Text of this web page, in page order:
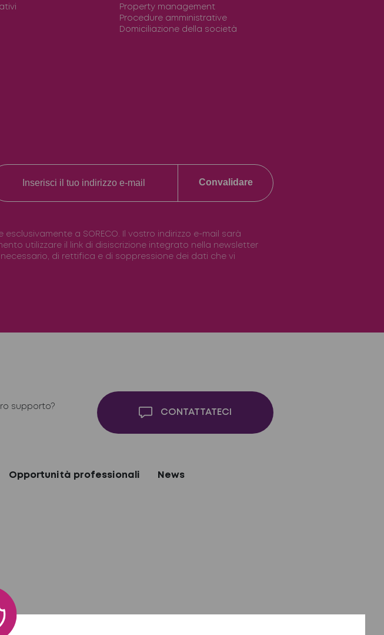
Property management
Procedure amministrative
Domiciliazione della società
Convalidare
a SORECO. Il vostro indirizzo e-mail sarà
utilizzare il link di disiscrizione integrato nella newsletter
di rettifica e di soppressione dei dati che vi
supporto?
CONTATTATECI
Opportunità professionali News